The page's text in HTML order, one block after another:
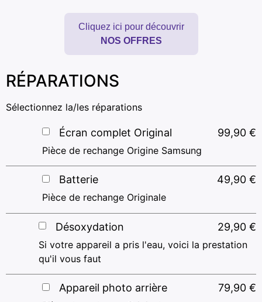
Cliquez ici pour découvrir
NOS OFFRES
RÉPARATIONS
Sélectionnez la/les réparations
Écran complet Original 99,90 €
Pièce de rechange Origine Samsung
Batterie 49,90 €
Pièce de rechange Originale
Désoxydation 29,90 €
Si votre appareil a pris l'eau, voici la prestation
qu'il vous faut
Appareil photo arrière 79,90 €